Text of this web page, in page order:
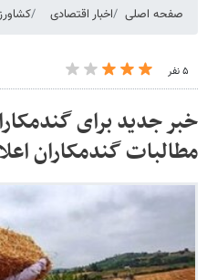
صفحه اصلی اخبار اقتصادی
۵ نفر
خبر جدید برای
مطالبات گندمکاران